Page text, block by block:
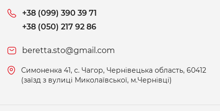
+38 (099) 390 39 71
+38 (050) 217 92 86
beretta.sto@gmail.com
Симоненка 41, c. Чагор, Чернівецька область, 60412
(заїзд з вулиці Миколаївської, м.Чернівці)